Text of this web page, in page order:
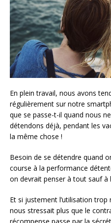
En plein travail, nous avons
régulièrement sur notre
que se passe-t-il quand nous
détendons déjà, pendant les
la même chose !
Besoin de se détendre quand
course à la performance
on devrait penser à tout sauf à
Et si justement l’utilisation
nous stressait plus que le